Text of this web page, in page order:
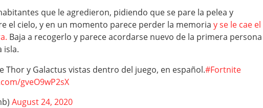
que le agredieron, pidiendo que se pare la pelea y
el cielo, y en un momento parece perder la memoria y se le cae el
Baja a recogerlo y parece acordarse nuevo de la primera persona
isla.
Thor y Galactus vistas dentro del juego, en español.#Fortnite
gveO9wP2sX
August 24, 2020